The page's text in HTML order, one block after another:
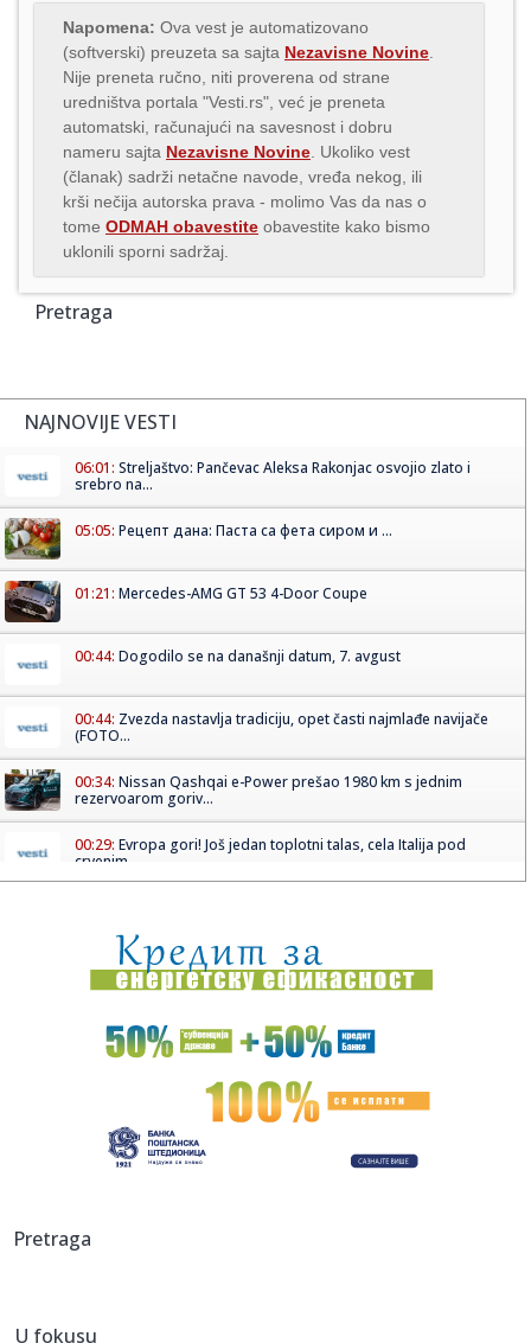
Napomena: Ova vest je automatizovano
(softverski) preuzeta sa sajta Nezavisne Novine
Nije preneta ručno, niti proverena od strane
uredništva portala "Vesti.rs", već je preneta
automatski, računajući na savesnost i dobru
nameru sajta Nezavisne Novine . Ukoliko vest
(članak) sadrži netačne navode, vređa nekog, ili
krši nečija autorska prava - molimo Vas da nas o
tome ODMAH obavestite obavestite kako bismo
uklonili sporni sadržaj.
Pretraga
NAJNOVIJE VESTI
06:01: Streljaštvo: Pančevac Aleksa Rakonjac osvojio zlato i
srebro na...
05:05: Рецепт дана: Паста са фета сиром и ...
01:21: Mercedes-AMG GT 53 4-Door Coupe
00:44: Dogodilo se na današnji datum, 7. avgust
00:44: Zvezda nastavlja tradiciju, opet časti najmlađe navijače
(FOTO...
00:34: Nissan Qashqai e-Power prešao 1980 km s jednim
rezervoarom goriv...
00:29: Evropa gori! Još jedan toplotni talas, cela Italija pod
crvenim ...
00:09:Humska konačno videla konkretan Partizan! Pogledajte
hajlajtse p...
00:05:Roganović ne pomišlja na opuštanje: Uvek ima mesta za
napredak...
Vukotić ne zna ko je Baba: "Vidim da ga svi hvale"
00:01:Na današnji dan, 7. avgust
osobe poginul...
Pretraga
U fokusu